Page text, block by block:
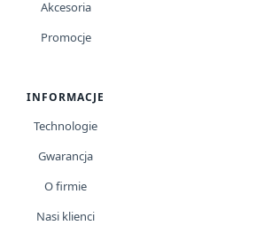
Akcesoria
Promocje
INFORMACJE
Technologie
Gwarancja
O firmie
Nasi klienci